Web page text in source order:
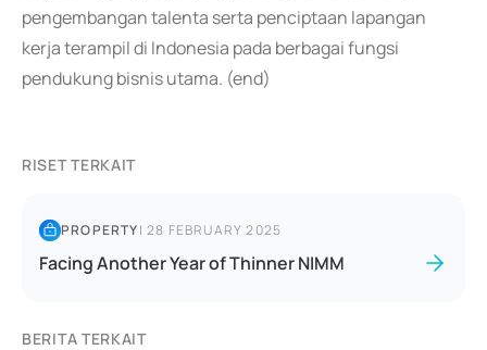
pengembangan talenta serta penciptaan lapangan
kerja terampil di Indonesia pada berbagai fungsi
pendukung bisnis utama. (end)
RISET TERKAIT
PROPERTY|28 FEBRUARY 2025
Facing Another Year of Thinner NIMM
BERITA TERKAIT